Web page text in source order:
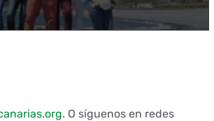
. O síguenos en redes